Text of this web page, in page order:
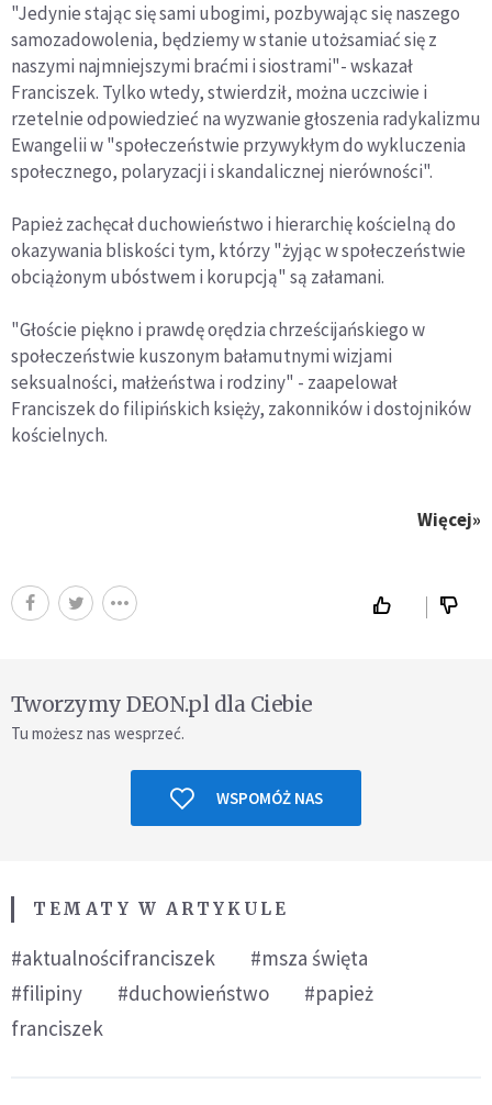
"Jedynie stając się sami ubogimi, pozbywając się naszego
samozadowolenia, będziemy w stanie utożsamiać się z
naszymi najmniejszymi braćmi i siostrami"- wskazał
Franciszek. Tylko wtedy, stwierdził, można uczciwie i
rzetelnie odpowiedzieć na wyzwanie głoszenia radykalizmu
Ewangelii w "społeczeństwie przywykłym do wykluczenia
społecznego, polaryzacji i skandalicznej nierówności".
Papież zachęcał duchowieństwo i hierarchię kościelną do
okazywania bliskości tym, którzy "żyjąc w społeczeństwie
obciążonym ubóstwem i korupcją" są załamani.
"Głoście piękno i prawdę orędzia chrześcijańskiego w
społeczeństwie kuszonym bałamutnymi wizjami
seksualności, małżeństwa i rodziny" - zaapelował
Franciszek do filipińskich księży, zakonników i dostojników
kościelnych.
Więcej»
Tworzymy DEON.pl dla Ciebie
Tu możesz nas wesprzeć.
WSPOMÓŻ NAS
TEMATY W ARTYKULE
#aktualnościfranciszek
#msza święta
#filipiny
#duchowieństwo
#papież
franciszek